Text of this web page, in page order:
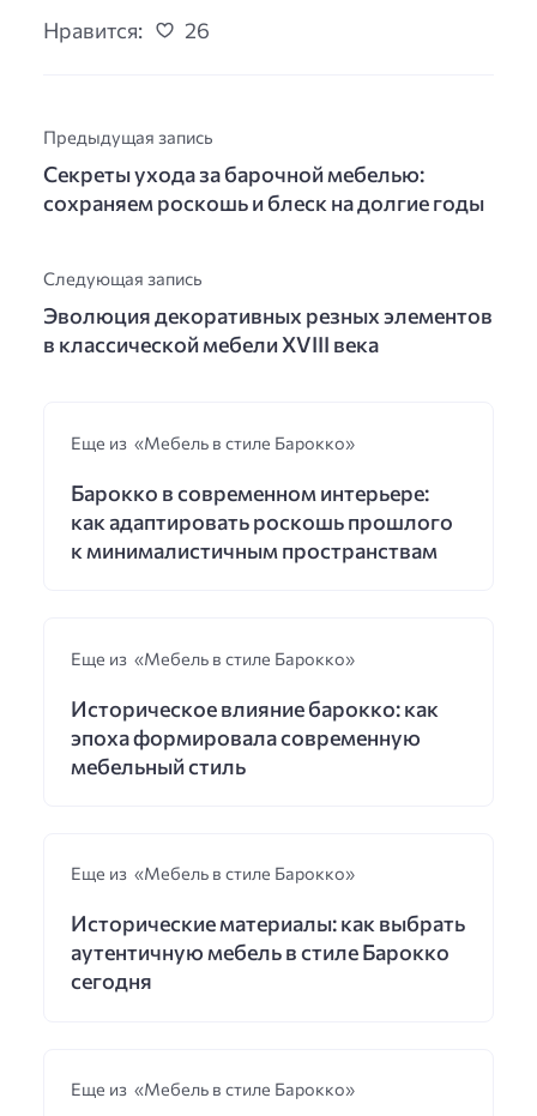
Нравится: 26
Предыдущая запись
Секреты ухода за барочной мебелью:
сохраняем роскошь и блеск на долгие годы
Следующая запись
Эволюция декоративных резных элементов
в классической мебели XVIII века
Еще из «Мебель в стиле Барокко»
Барокко в современном интерьере:
как адаптировать роскошь прошлого
к минималистичным пространствам
Еще из «Мебель в стиле Барокко»
Историческое влияние барокко: как
эпоха формировала современную
мебельный стиль
Еще из «Мебель в стиле Барокко»
Исторические материалы: как выбрать
аутентичную мебель в стиле Барокко
сегодня
Еще из «Мебель в стиле Барокко»